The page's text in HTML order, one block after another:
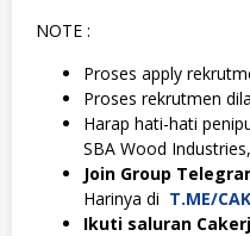
NOTE :
Proses apply
Proses rekrutmen
Harap hati-hati
SBA Wood
Join Group
Harinya di T.ME/
Ikuti saluran